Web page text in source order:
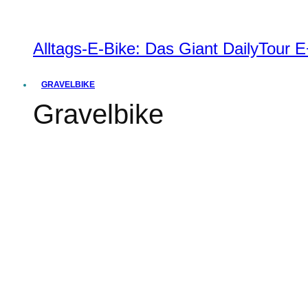
Alltags-E-Bike: Das Giant DailyTour
GRAVELBIKE
Gravelbike